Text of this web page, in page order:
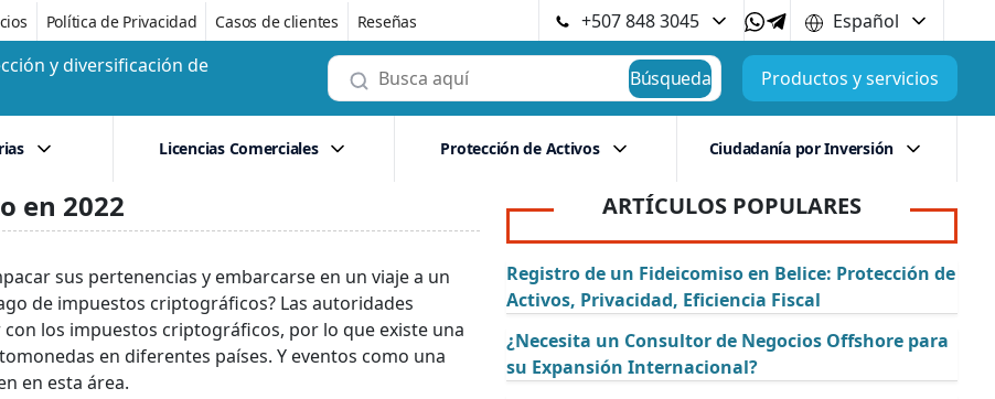
Política de Privacidad Casos de clientes Reseñas +507 848 3045
Español
y diversificación de
Búsqueda Productos y servicios
Licencias Comerciales Protección de Activos Ciudadanía por Inversión
en 2022
sus pertenencias y embarcarse en un viaje a un
de impuestos criptográficos? Las autoridades
los impuestos criptográficos, por lo que existe una
en diferentes países. Y eventos como una
en esta área.
ARTÍCULOS POPULARES
Registro de un Fideicomiso en Belice: Protección de
Activos, Privacidad, Eficiencia Fiscal
¿Necesita un Consultor de Negocios Offshore para
su Expansión Internacional?